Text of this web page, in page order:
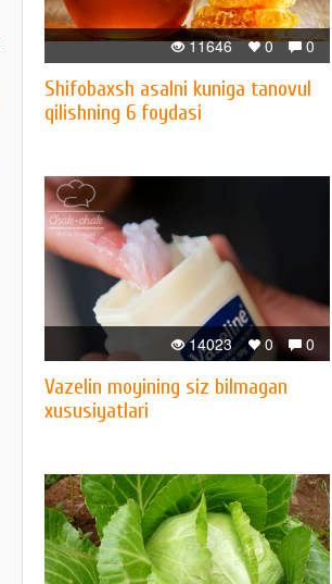
0
0
11646
Shifobaxsh asalni kuniga tanovul
qilishning 6 foydasi
0
0
14023
Vazelin moyining siz bilmagan
xususiyatlari